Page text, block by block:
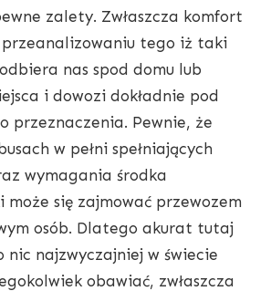
zalety. Zwłaszcza komfort
tego iż taki
nas spod domu lub
i dowozi dokładnie pod
przeznaczenia. Pewnie, że
w pełni spełniających
wymagania środka
się zajmować przewozem
osób. Dlatego akurat tutaj
nic najzwyczajniej w świecie
obawiać, zwłaszcza